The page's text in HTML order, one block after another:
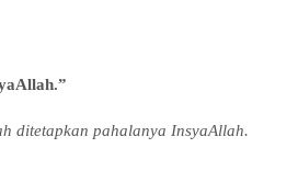
ditetapkan pahalanya InsyaAllah.